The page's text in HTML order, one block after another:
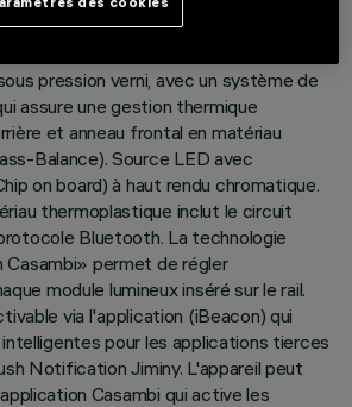
avec adaptateur pour
pression verni, avec un système de
assure une gestion thermique
et anneau frontal en matériau
Balance). Source LED avec
on board) à haut rendu chromatique.
thermoplastique inclut le circuit
Bluetooth. La technologie
permet de régler
module lumineux inséré sur le rail.
via l'application (iBeacon) qui
pour les applications tierces
Notification Jiminy. L'appareil peut
Casambi qui active les